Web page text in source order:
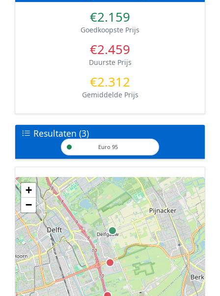
€2.159
Goedkoopste Prijs
€2.459
Duurste Prijs
€2.312
Gemiddelde Prijs
Resultaten (3)
Euro 95
Geen tankstations met locatiegegevens gevonden.
De kaart kan niet worden weergegeven zonder GPS coördinaten.
+
−